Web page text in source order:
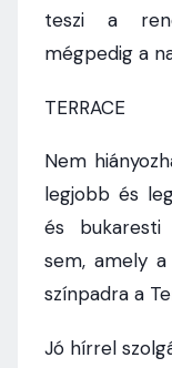
teszi a
mégpedig a
TERRACE
Nem
legjobb és
és bukaresti
sem, amely
színpadra a
Jó hírrel